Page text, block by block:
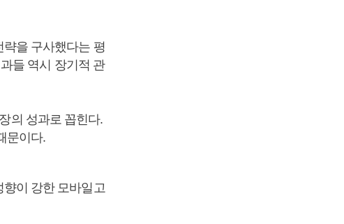
을 구사했다는 평
들 역시 장기적 관
의 성과로 꼽힌다.
문이다.
이 강한 모바일고